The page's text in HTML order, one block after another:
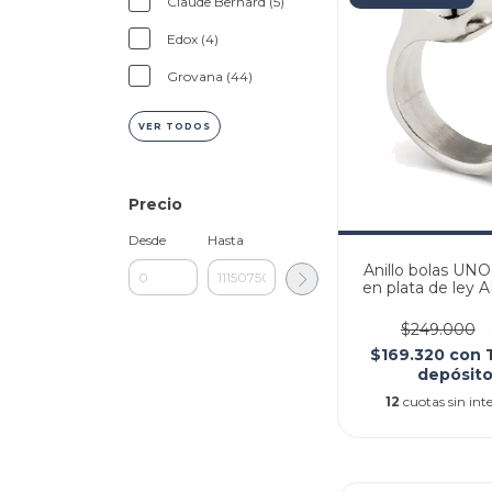
Edox (4)
Grovana (44)
VER TODOS
Precio
Desde Hasta
Anillo bolas
en plata de ley
$249.000
$169.320 con
12 cuotas sin